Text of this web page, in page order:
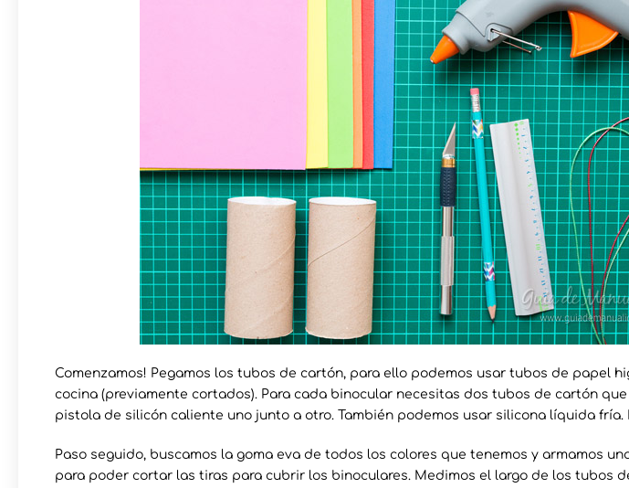
Comenzamos! Pegamos los tubos de cartón, para ello podemos usar tubos de papel
cocina (previamente cortados). Para cada binocular necesitas dos tubos de cartón
pistola de silicón caliente uno junto a otro. También podemos usar silicona líquida fría.
Paso seguido, buscamos la goma eva de todos los colores que tenemos y armamos
para poder cortar las tiras para cubrir los binoculares. Medimos el largo de los tubos